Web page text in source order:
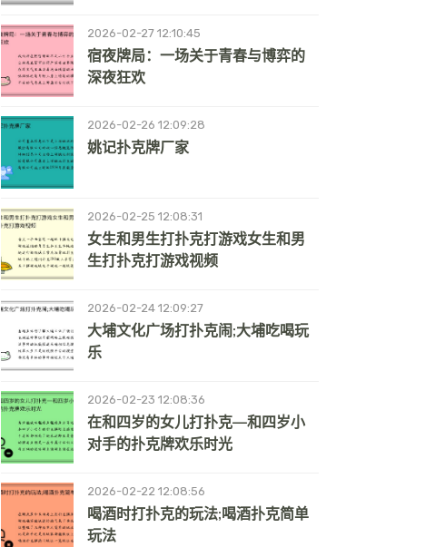
2026-02-27 12:10:45
宿夜牌局：一场关于青春与博弈的
深夜狂欢
2026-02-26 12:09:28
姚记扑克牌厂家
2026-02-25 12:08:31
女生和男生打扑克打游戏女生和男
生打扑克打游戏视频
2026-02-24 12:09:27
大埔文化广场打扑克闹;大埔吃喝玩
乐
2026-02-23 12:08:36
在和四岁的女儿打扑克—和四岁小
对手的扑克牌欢乐时光
2026-02-22 12:08:56
喝酒时打扑克的玩法;喝酒扑克简单
玩法